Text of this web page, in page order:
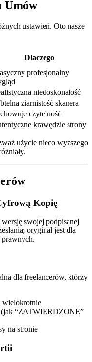
Umów
ustawień. Oto nasze
Dlaczego
profesjonalny
niedoskonałość
ziarnistość skanera
czytelność
krawędzie strony
użycie nieco wyższego
Kopię
swojej podpisanej
oryginał jest dla
dla freelancerów, którzy
wielokrotnie
(jak “ZATWIERDZONE”
na stronie